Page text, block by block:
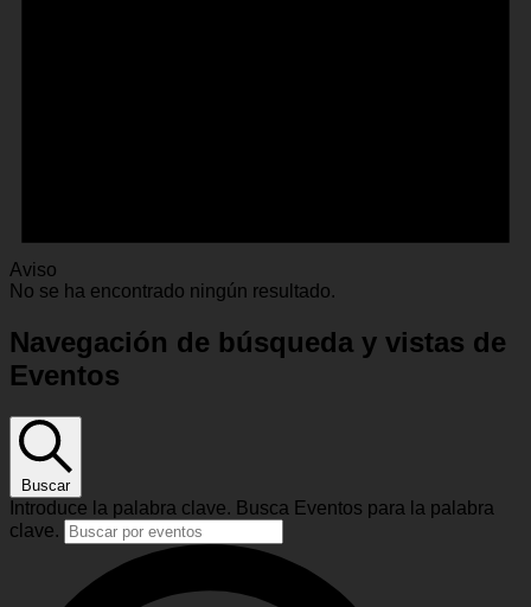
Aviso
No se ha encontrado ningún resultado.
Navegación de búsqueda y vistas de
Eventos
Buscar
Introduce la palabra clave. Busca Eventos para la palabra
clave.